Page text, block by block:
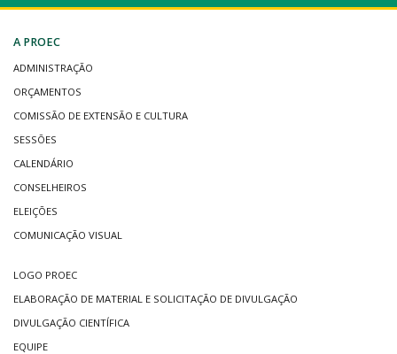
A PROEC
ADMINISTRAÇÃO
ORÇAMENTOS
COMISSÃO DE EXTENSÃO E CULTURA
SESSÕES
CALENDÁRIO
CONSELHEIROS
ELEIÇÕES
COMUNICAÇÃO VISUAL
LOGO PROEC
ELABORAÇÃO DE MATERIAL E SOLICITAÇÃO DE DIVULGAÇÃO
DIVULGAÇÃO CIENTÍFICA
EQUIPE